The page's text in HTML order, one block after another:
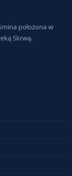
położona w
Skrwą.